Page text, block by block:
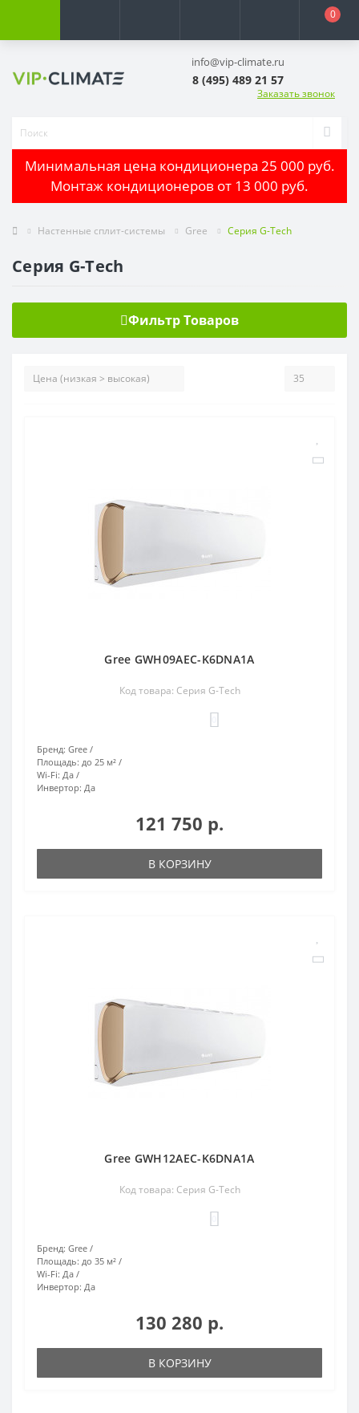
0
info@vip-climate.ru
8 (495) 489 21 57
Заказать звонок
Минимальная цена кондиционера 25 000 руб.
Монтаж кондиционеров от 13 000 руб.
Настенные сплит-системы Gree Серия G-Tech
Серия G-Tech
Фильтр Товаров
Gree GWH09AEC-K6DNA1A
Код товара: Серия G-Tech
Бренд: Gree
Площадь: до 25 м²
Wi-Fi: Да
Инвертор: Да
121 750 р.
В КОРЗИНУ
Gree GWH12AEC-K6DNA1A
Код товара: Серия G-Tech
Бренд: Gree
Площадь: до 35 м²
Wi-Fi: Да
Инвертор: Да
130 280 р.
В КОРЗИНУ